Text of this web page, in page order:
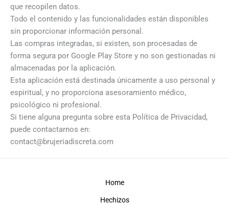
que recopilen datos.
Todo el contenido y las funcionalidades están disponibles
sin proporcionar información personal.
Las compras integradas, si existen, son procesadas de
forma segura por Google Play Store y no son gestionadas ni
almacenadas por la aplicación.
Esta aplicación está destinada únicamente a uso personal y
espiritual, y no proporciona asesoramiento médico,
psicológico ni profesional.
Si tiene alguna pregunta sobre esta Política de Privacidad,
puede contactarnos en:
contact@brujeriadiscreta.com
Home
Hechizos